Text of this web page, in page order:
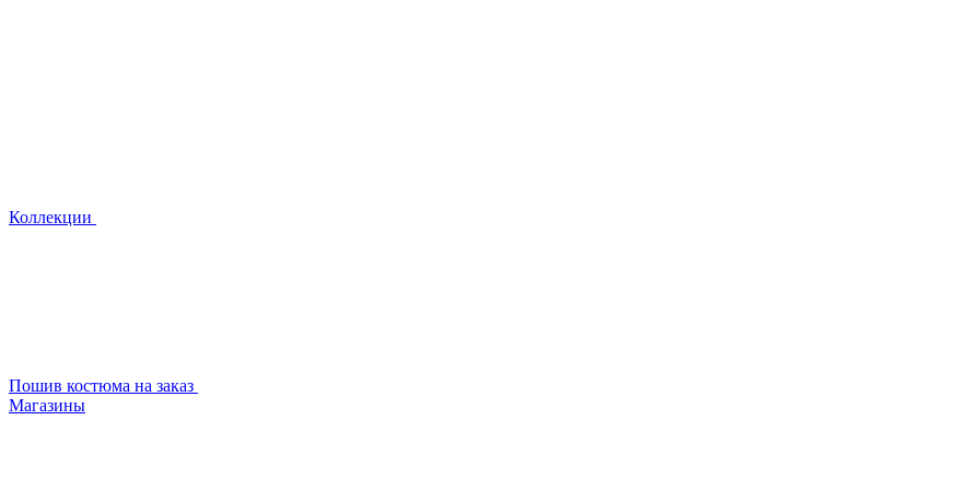
Коллекции
Пошив костюма на заказ
Магазины